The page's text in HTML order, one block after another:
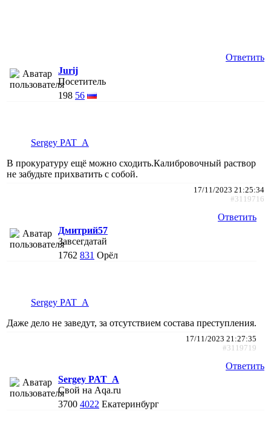
Ответить
Jurij
Посетитель
198 56
Sergey PAT_A
В прокуратуру ещё можно сходить.Калибровочный раствор
не забудьте прихватить с собой.
17/11/2023 21:25:34
#3119716
Ответить
Дмитрий57
Завсегдатай
1762 831 Орёл
Sergey PAT_A
Даже дело не заведут, за отсутствием состава преступления.
17/11/2023 21:27:35
#3119719
Ответить
Sergey PAT_A
Свой на Aqa.ru
3700 4022 Екатеринбург